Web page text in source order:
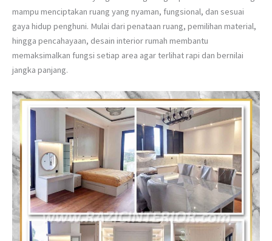
mampu menciptakan ruang yang nyaman, fungsional, dan sesuai
gaya hidup penghuni. Mulai dari penataan ruang, pemilihan material,
hingga pencahayaan, desain interior rumah membantu
memaksimalkan fungsi setiap area agar terlihat rapi dan bernilai
jangka panjang.